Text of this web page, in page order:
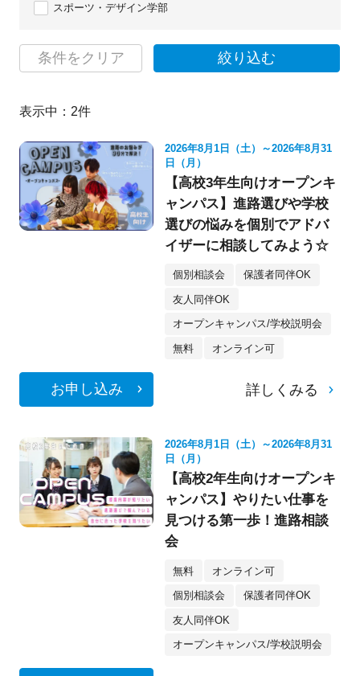
スポーツ・デザイン学部
条件をクリア 絞り込む
表示中： 2件
2026年8月1日（土）～2026年8月31
日（月）
【高校3年生向けオープンキ
ャンパス】進路選びや学校
選びの悩みを個別でアドバ
イザーに相談してみよう☆
個別相談会 保護者同伴OK
友人同伴OK
オープンキャンパス/学校説明会
無料 オンライン可
お申し込み 詳しくみる
2026年8月1日（土）～2026年8月31
日（月）
【高校2年生向けオープンキ
ャンパス】やりたい仕事を
見つける第一歩！進路相談
会
無料 オンライン可
個別相談会 保護者同伴OK
友人同伴OK
オープンキャンパス/学校説明会